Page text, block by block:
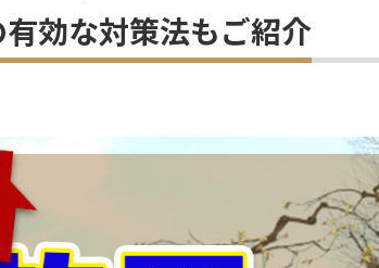
効な対策法もご紹介